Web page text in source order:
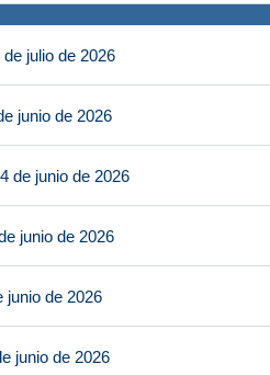
julio de 2026
junio de 2026
de junio de 2026
junio de 2026
junio de 2026
junio de 2026